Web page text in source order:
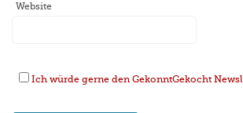
Website
Ich würde gerne den GekonntGekocht